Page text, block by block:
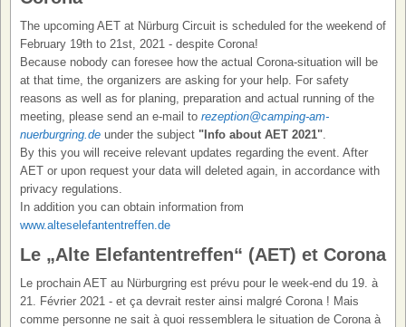
The upcoming AET at Nürburg Circuit is scheduled for the weekend of
February 19th to 21st, 2021 - despite Corona!
Because nobody can foresee how the actual Corona-situation will be
at that time, the organizers are asking for your help. For safety
reasons as well as for planing, preparation and actual running of the
meeting, please send an e-mail to rezeption@camping-am-
nuerburgring.de under the subject "Info about AET 2021"
By this you will receive relevant updates regarding the event. After
AET or upon request your data will deleted again, in accordance with
privacy regulations.
In addition you can obtain information from
www.alteselefantentreffen.de
Le „Alte Elefantentreffen“ (AET) et Corona
Le prochain AET au Nürburgring est prévu pour le week-end du 19. à
21. Février 2021 - et ça devrait rester ainsi malgré Corona ! Mais
comme personne ne sait à quoi ressemblera le situation de Corona à